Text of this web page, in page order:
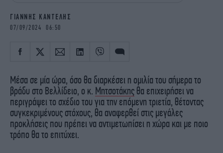
ΓΙΑΝΝΗΣ ΚΑΝΤΕΛΗΣ
07/09/2024 06:50
Μέσα σε μία ώρα, όσο θα διαρκέσει η ομιλία του σήμερα το
βράδυ στο Βελλίδειο, ο κ. Μητσοτάκης θα επιχειρήσει να
περιγράψει το σχέδιο του για την επόμενη τριετία, θέτοντας
συγκεκριμένους στόχους, θα αναφερθεί στις μεγάλες
προκλήσεις που πρέπει να αντιμετωπίσει η χώρα και με ποιο
τρόπο θα το επιτύχει.